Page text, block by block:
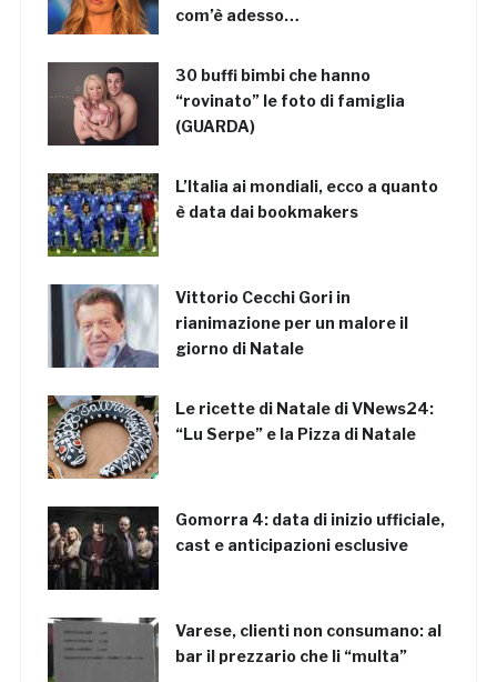
com’è adesso…
30 buffi bimbi che hanno
“rovinato” le foto di famiglia
(GUARDA)
L’Italia ai mondiali, ecco a quanto
è data dai bookmakers
Vittorio Cecchi Gori in
rianimazione per un malore il
giorno di Natale
Le ricette di Natale di VNews24:
“Lu Serpe” e la Pizza di Natale
Gomorra 4: data di inizio ufficiale,
cast e anticipazioni esclusive
Varese, clienti non consumano: al
bar il prezzario che li “multa”